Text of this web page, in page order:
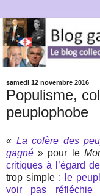
samedi 12 novembre 2016
Populisme,
peuplophobe
« La colère des
gagné» pour le
critiques à l’égard
trop simple :
le
voir pas